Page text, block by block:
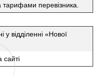
перевізника.
у відділенні «Нової
сайті